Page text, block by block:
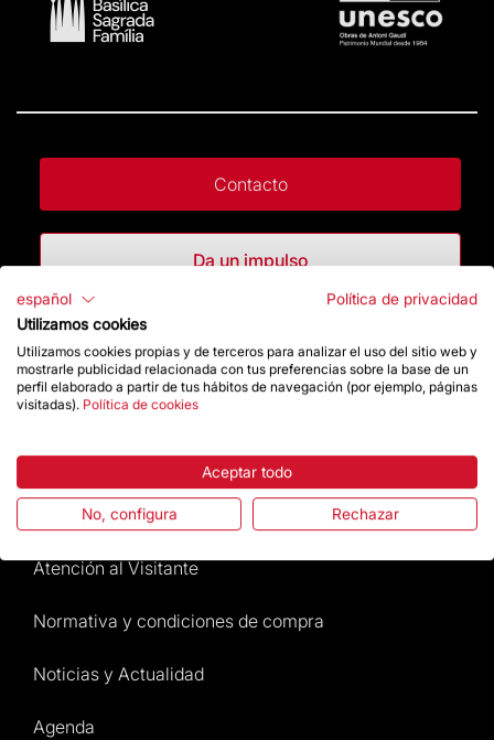
Contacto
Da un impulso
Destacados
La Fundación
Preguntas frecuentes
Atención al Visitante
Normativa y condiciones de compra
Noticias y Actualidad
Agenda
español
Política de privacidad
Utilizamos cookies
Utilizamos cookies propias y de terceros para analizar el uso del sitio web y
mostrarle publicidad relacionada con tus preferencias sobre la base de un
perfil elaborado a partir de tus hábitos de navegación (por ejemplo, páginas
visitadas). Política de cookies
Aceptar todo
No, configura Rechazar